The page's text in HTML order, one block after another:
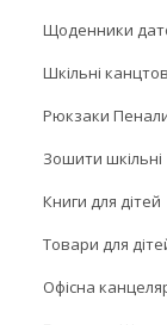
Щоденники
Шкільні
Рюкзаки
Зошити шкільні
Книги для дітей
Товари для
Офісна